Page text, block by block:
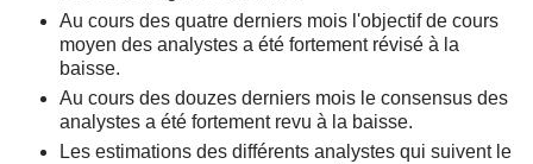
Au cours des quatre derniers mois l'objectif de cours
moyen des analystes a été fortement révisé à la
baisse.
Au cours des douzes derniers mois le consensus des
analystes a été fortement revu à la baisse.
Les estimations des différents analystes qui suivent le